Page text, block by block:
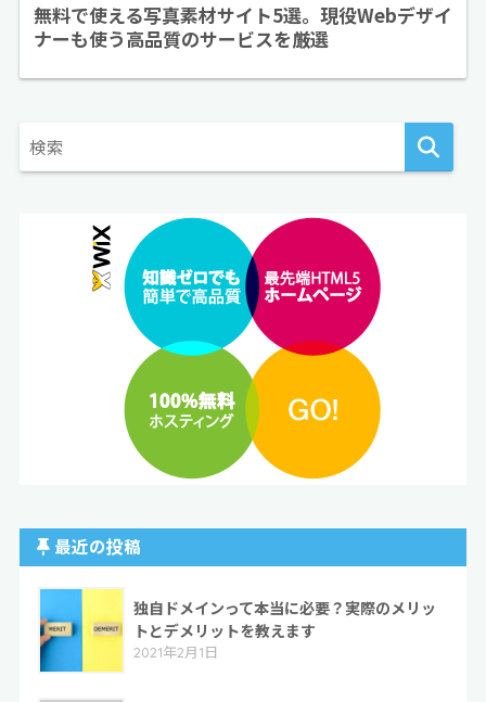
無料で使える写真素材サイト5選。現役Webデザイ
ナーも使う高品質のサービスを厳選
最近の投稿
独自ドメインって本当に必要？実際のメリッ
トとデメリットを教えます
2021年2月1日